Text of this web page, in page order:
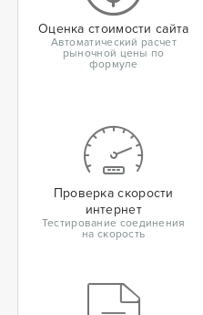
Оценка стоимости сайта
Автоматический расчет
рыночной цены по
формуле
Проверка скорости
интернет
Тестирование соединения
на скорость